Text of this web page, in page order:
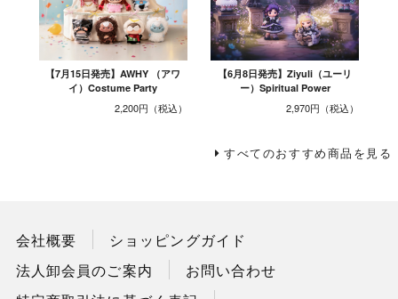
【7月15日発売】AWHY （アワ
イ）Costume Party
2,200円
【6月8日発売】Ziyuli（ユーリ
ー）Spiritual Power
2,970円
すべてのおすすめ商品を見る
会社概要
ショッピングガイド
法人卸会員のご案内
お問い合わせ